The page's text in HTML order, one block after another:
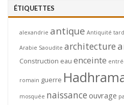
ÉTIQUETTES
alexandrie antique Antiquité
Arabie Saoudite architecture
Construction eau enceinte
romain guerre
mosquée naissance ouvrage